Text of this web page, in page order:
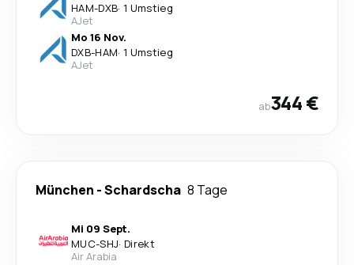
HAM-DXB· 1 Umstieg
AJet
Mo 16 Nov.
DXB-HAM· 1 Umstieg
AJet
ab344 €
München -Schardscha 8 Tage
Mi 09 Sept.
MUC-SHJ· Direkt
Air Arabia